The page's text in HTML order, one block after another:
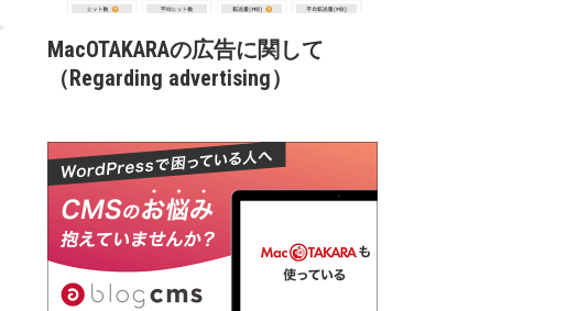
MacOTAKARAの広告に関して
（Regarding advertising）